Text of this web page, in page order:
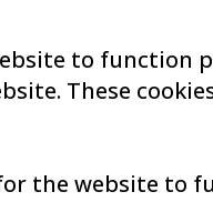
to function
These
the website to